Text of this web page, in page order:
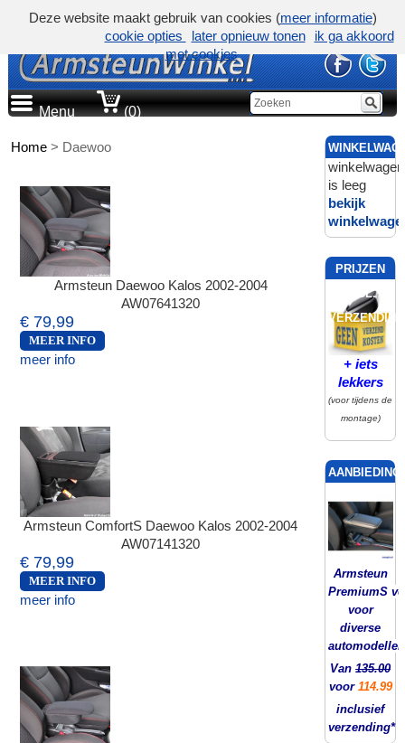
Menu (0)
Home > Daewoo
Armsteun Daewoo Kalos 2002-2004
AW07641320
€ 79,99
MEER INFO
meer info
Armsteun ComfortS Daewoo Kalos 2002-2004
AW07141320
€ 79,99
MEER INFO
meer info
winkelwagen
is leeg
bekijk
PRIJZEN
INCL.
VERZENDING
+ iets
lekkers
(voor tijdens de
montage)
Armsteun
PremiumS
voor
diverse
automodellen
Van135.00
voor 114.99
inclusief
verzending*
Deze website maakt gebruik van cookies (meer informatie)
cookie opties
later opnieuw tonen
ik ga akkoord
met cookies